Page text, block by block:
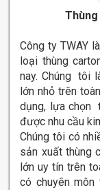
Công ty TWAY
loại thùng
nay. Chúng tôi
lớn nhỏ trên
dụng, lựa chọn
được nhu cầu
Chúng tôi có
sản xuất thùng
lớn uy tín trên
có chuyên môn